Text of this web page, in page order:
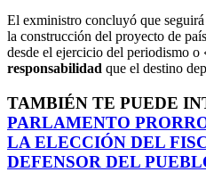
El exministro concluyó que
la construcción del proyecto de
desde el ejercicio del periodismo o
responsabilidad que el destino
TAMBIÉN TE PUEDE
PARLAMENTO
LA ELECCIÓN DEL
DEFENSOR DEL